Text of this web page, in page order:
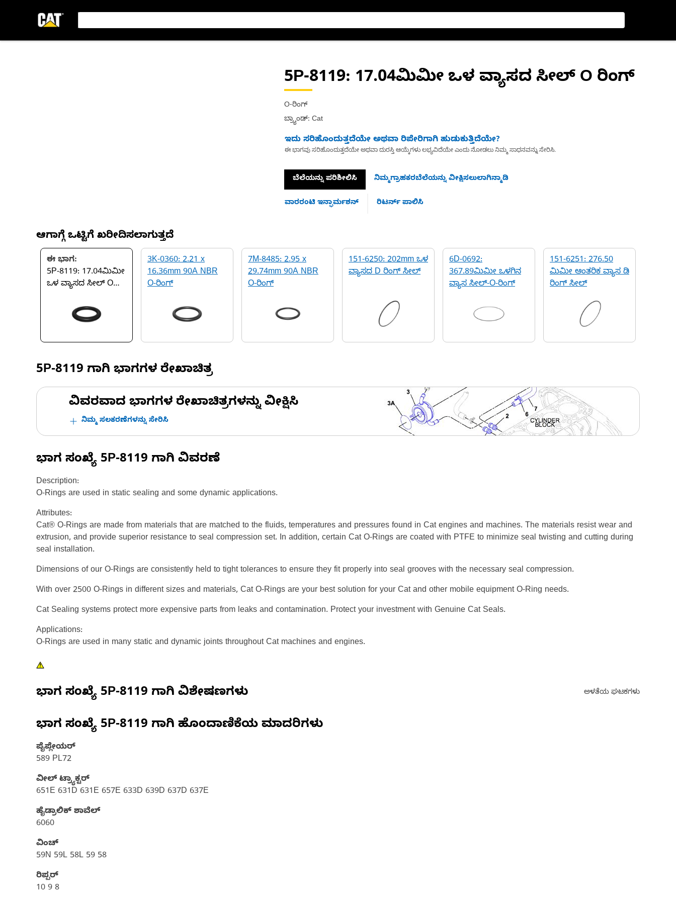
5P-8119: 17.04ಮಿಮೀ ಒಳ ವ್ಯಾಸದ ಸೀಲ್ O ರಿಂಗ್
O-ರಿಂಗ್
ಬ್ರ್ಯಾಂಡ್: Cat
ಇದು ಸರಿಹೊಂದುತ್ತದೆಯೇ ಅಥವಾ ರಿಪೇರಿಗಾಗಿ ಹುಡುಕುತ್ತಿದೆಯೇ?
ಈ ಭಾಗವು ಸರಿಹೊಂದುತ್ತದೆಯೇ ಅಥವಾ ದುರಸ್ತಿ ಆಯ್ಕೆಗಳು ಲಭ್ಯವಿದೆಯೇ ಎಂದು ನೋಡಲು ನಿಮ್ಮ ಸಾಧನವನ್ನು ಸೇರಿಸಿ.
ಬೆಲೆಯನ್ನು ಪರಿಶೀಲಿಸಿ ನಿಮ್ಮಗ್ರಾಹಕರಬೆಲೆಯನ್ನು ವೀಕ್ಷಿಸಲುಲಾಗಿನ್ಮಾಡಿ
ವಾರರಂಟಿ ಇನ್ಫಾರ್ಮಶನ್ ರಿಟರ್ನ್ ಪಾಲಿಸಿ
ಆಗಾಗ್ಗೆ ಒಟ್ಟಿಗೆ ಖರೀದಿಸಲಾಗುತ್ತದೆ
ಈ ಭಾಗ:
5P-8119: 17.04ಮಿಮೀ
ಒಳ ವ್ಯಾಸದ ಸೀಲ್ O
3K-0360: 2.21 x
16.36mm 90A NBR
O-ರಿಂಗ್
7M-8485: 2.95 x
29.74mm 90A NBR
O-ರಿಂಗ್
151-6250: 202mm ಒಳ
ವ್ಯಾಸದ D ರಿಂಗ್ ಸೀಲ್
6D-0692:
367.89ಮಿಮೀ ಒಳಗಿನ
ವ್ಯಾಸ ಸೀಲ್-O-ರಿಂಗ್
151-6251: 276.50
ಮಿಮೀ ಆಂತರಿಕ ವ್ಯಾಸ ಡಿ
ರಿಂಗ್ ಸೀಲ್
5P-8119 ಗಾಗಿ ಭಾಗಗಳ ರೇಖಾಚಿತ್ರ
ವಿವರವಾದ ಭಾಗಗಳ ರೇಖಾಚಿತ್ರಗಳನ್ನು ವೀಕ್ಷಿಸಿ
ನಿಮ್ಮ ಸಲಕರಣೆಗಳನ್ನು ಸೇರಿಸಿ
ಭಾಗ ಸಂಖ್ಯೆ 5P-8119 ಗಾಗಿ ವಿವರಣೆ
Description:
O-Rings are used in static sealing and some dynamic applications.
Attributes:
Cat® O-Rings are made from materials that are matched to the fluids, temperatures and pressures found in Cat engines and machines. The materials resist wear and
extrusion, and provide superior resistance to seal compression set. In addition, certain Cat O-Rings are coated with PTFE to minimize seal twisting and cutting during
seal installation.
Dimensions of our O-Rings are consistently held to tight tolerances to ensure they fit properly into seal grooves with the necessary seal compression.
With over 2500 O-Rings in different sizes and materials, Cat O-Rings are your best solution for your Cat and other mobile equipment O-Ring needs.
Cat Sealing systems protect more expensive parts from leaks and contamination. Protect your investment with Genuine Cat Seals.
Applications:
O-Rings are used in many static and dynamic joints throughout Cat machines and engines.
ಭಾಗ ಸಂಖ್ಯೆ 5P-8119 ಗಾಗಿ ವಿಶೇಷಣಗಳು ಅಳತೆಯ ಘಟಕಗಳು
ಭಾಗ ಸಂಖ್ಯೆ 5P-8119 ಗಾಗಿ ಹೊಂದಾಣಿಕೆಯ ಮಾದರಿಗಳು
ಪೈಪ್ಲೇಯರ್
589 PL72
ವೀಲ್ ಟ್ರ್ಯಾಕ್ಟರ್‌
651E 631D 631E 657E 633D 639D 637D 637E
ಹೈಡ್ರಾಲಿಕ್ ಶಾವೆಲ್
6060
ವಿಂಚ್
59N 59L 58L 59 58
ರಿಪ್ಪರ್
10 9 8